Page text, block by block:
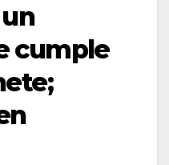
cumple